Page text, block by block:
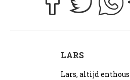
LARS
Lars, altijd